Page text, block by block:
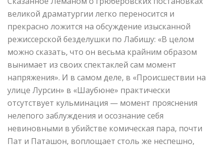
великой драматургии легко переносится и
прекрасно ложится на обсуждение изысканной
режиссерской безделушки по Лабишу: «В целом
можно сказать, что он весьма крайним образом
вынимает из своих спектаклей сам момент
напряжения». И в самом деле, в «Происшествии на
улице Лурсин» в «Шаубюне» практически
отсутствует кульминация — момент прояснения
нелепого заблуждения и осознание себя
невиновными в убийстве комическая пара, почти
Пат и Паташон, воплощает столь же неспешно,